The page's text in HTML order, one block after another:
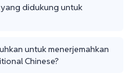
didukung untuk
untuk menerjemahkan
Chinese?